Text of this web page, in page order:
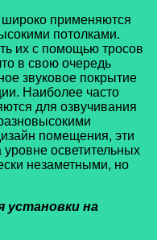
широко применяются
потолками.
их с помощью тросов
в свою очередь
звуковое покрытие
Наиболее часто
для озвучивания
помещения, эти
осветительных
незаметными, но
установки на